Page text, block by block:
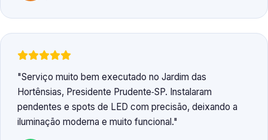
Serviço muito bem executado no Jardim das
Hortênsias, Presidente Prudente‑SP. Instalaram
pendentes e spots de LED com precisão, deixando a
iluminação moderna e muito funcional.